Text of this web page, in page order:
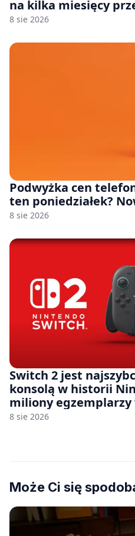
na kilka miesięcy
8 sie 2026
Podwyżka cen
ten poniedziałek?
8 sie 2026
Switch 2 jest
konsolą w historii
miliony egzemplarzy
8 sie 2026
Może Ci się